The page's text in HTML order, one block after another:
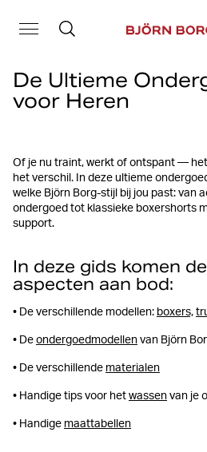
De Ultieme
voor Heren
Of je nu traint, werkt of ontspant —
het verschil. In deze ultieme
welke Björn Borg-stijl bij jou past: van
ondergoed tot klassieke boxershorts
support.
In deze gids komen
aspecten aan bod:
• De verschillende modellen: boxers,
• De ondergoedmodellen van Björn
• De verschillende materialen
• Handige tips voor het wassen van je
• Handige maattabellen